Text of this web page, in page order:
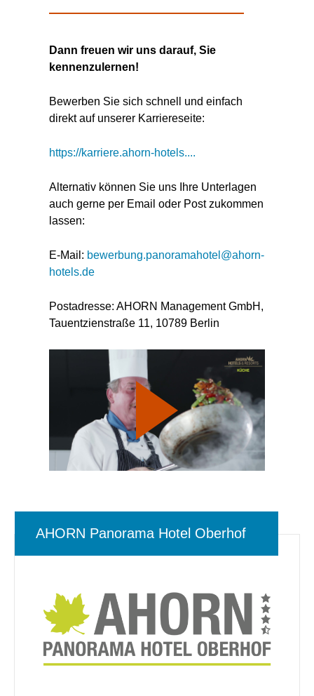
Dann freuen wir uns darauf, Sie
kennenzulernen!
Bewerben Sie sich schnell und einfach
direkt auf unserer Karriereseite:
https://karriere.ahorn-hotels....
Alternativ können Sie uns Ihre Unterlagen
auch gerne per Email oder Post zukommen
lassen:
E-Mail: bewerbung.panoramahotel@ahorn-
hotels.de
Postadresse: AHORN Management GmbH,
Tauentzienstraße 11, 10789 Berlin
AHORN Panorama Hotel Oberhof